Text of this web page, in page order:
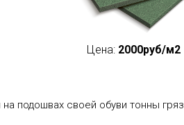
Цена: 2000руб/м2
подошвах своей обуви тонны